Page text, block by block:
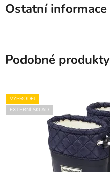
Ostatní informace
Podobné produkty
VÝPRODEJ
EXTERNÍ SKLAD